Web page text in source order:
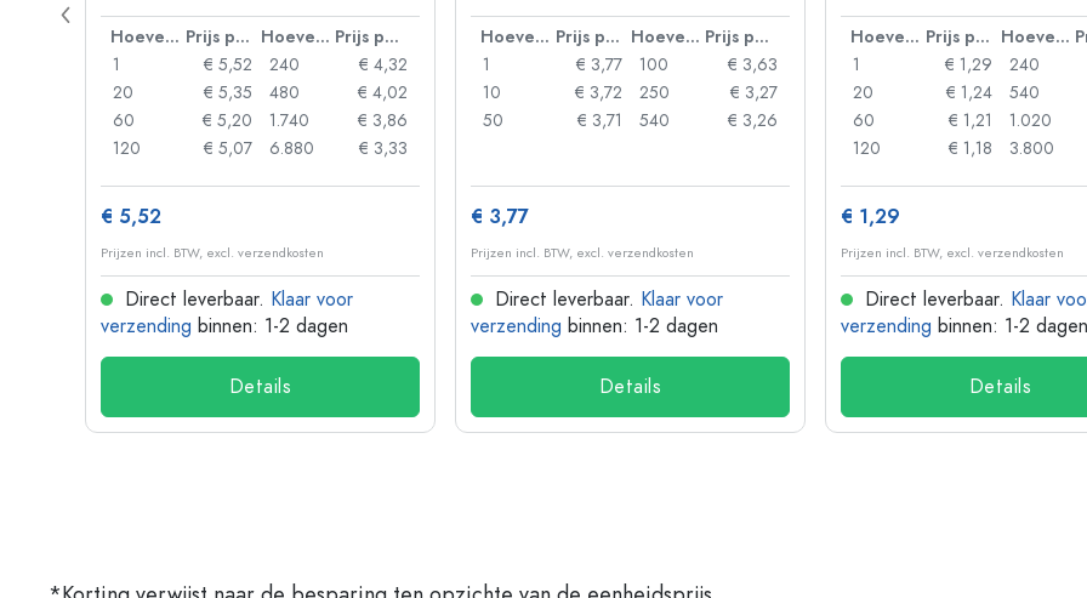
Hoeveelheid Prijs per eenheid Hoeveelheid
Prijs per eenheid
1
€ 5,52
20
€ 5,35
60
€ 5,20
120
€ 5,07
240
€ 4,32
480
€ 4,02
1.740
€ 3,86
6.880
€ 3,33
€ 5,52
Prijzen incl. BTW, excl. verzendkosten
Direct leverbaar. Klaar voor
verzending binnen: 1-2 dagen
Details
Hoeveelheid Prijs per eenheid Hoeveelheid
Prijs per eenheid
1
€ 3,77
10
€ 3,72
50
€ 3,71
100
€ 3,63
250
€ 3,27
540
€ 3,26
€ 3,77
Prijzen incl. BTW, excl. verzendkosten
Direct leverbaar. Klaar voor
verzending binnen: 1-2 dagen
Details
Hoeveelheid Prijs per eenheid Hoeveelheid
1
€ 1,29
20
€ 1,24
60
€ 1,21
120
€ 1,18
240
540
1.020
3.800
€ 1,29
Prijzen incl. BTW, excl. verzendkosten
Direct leverbaar. Klaar
verzending binnen: 1-2 dagen
Details